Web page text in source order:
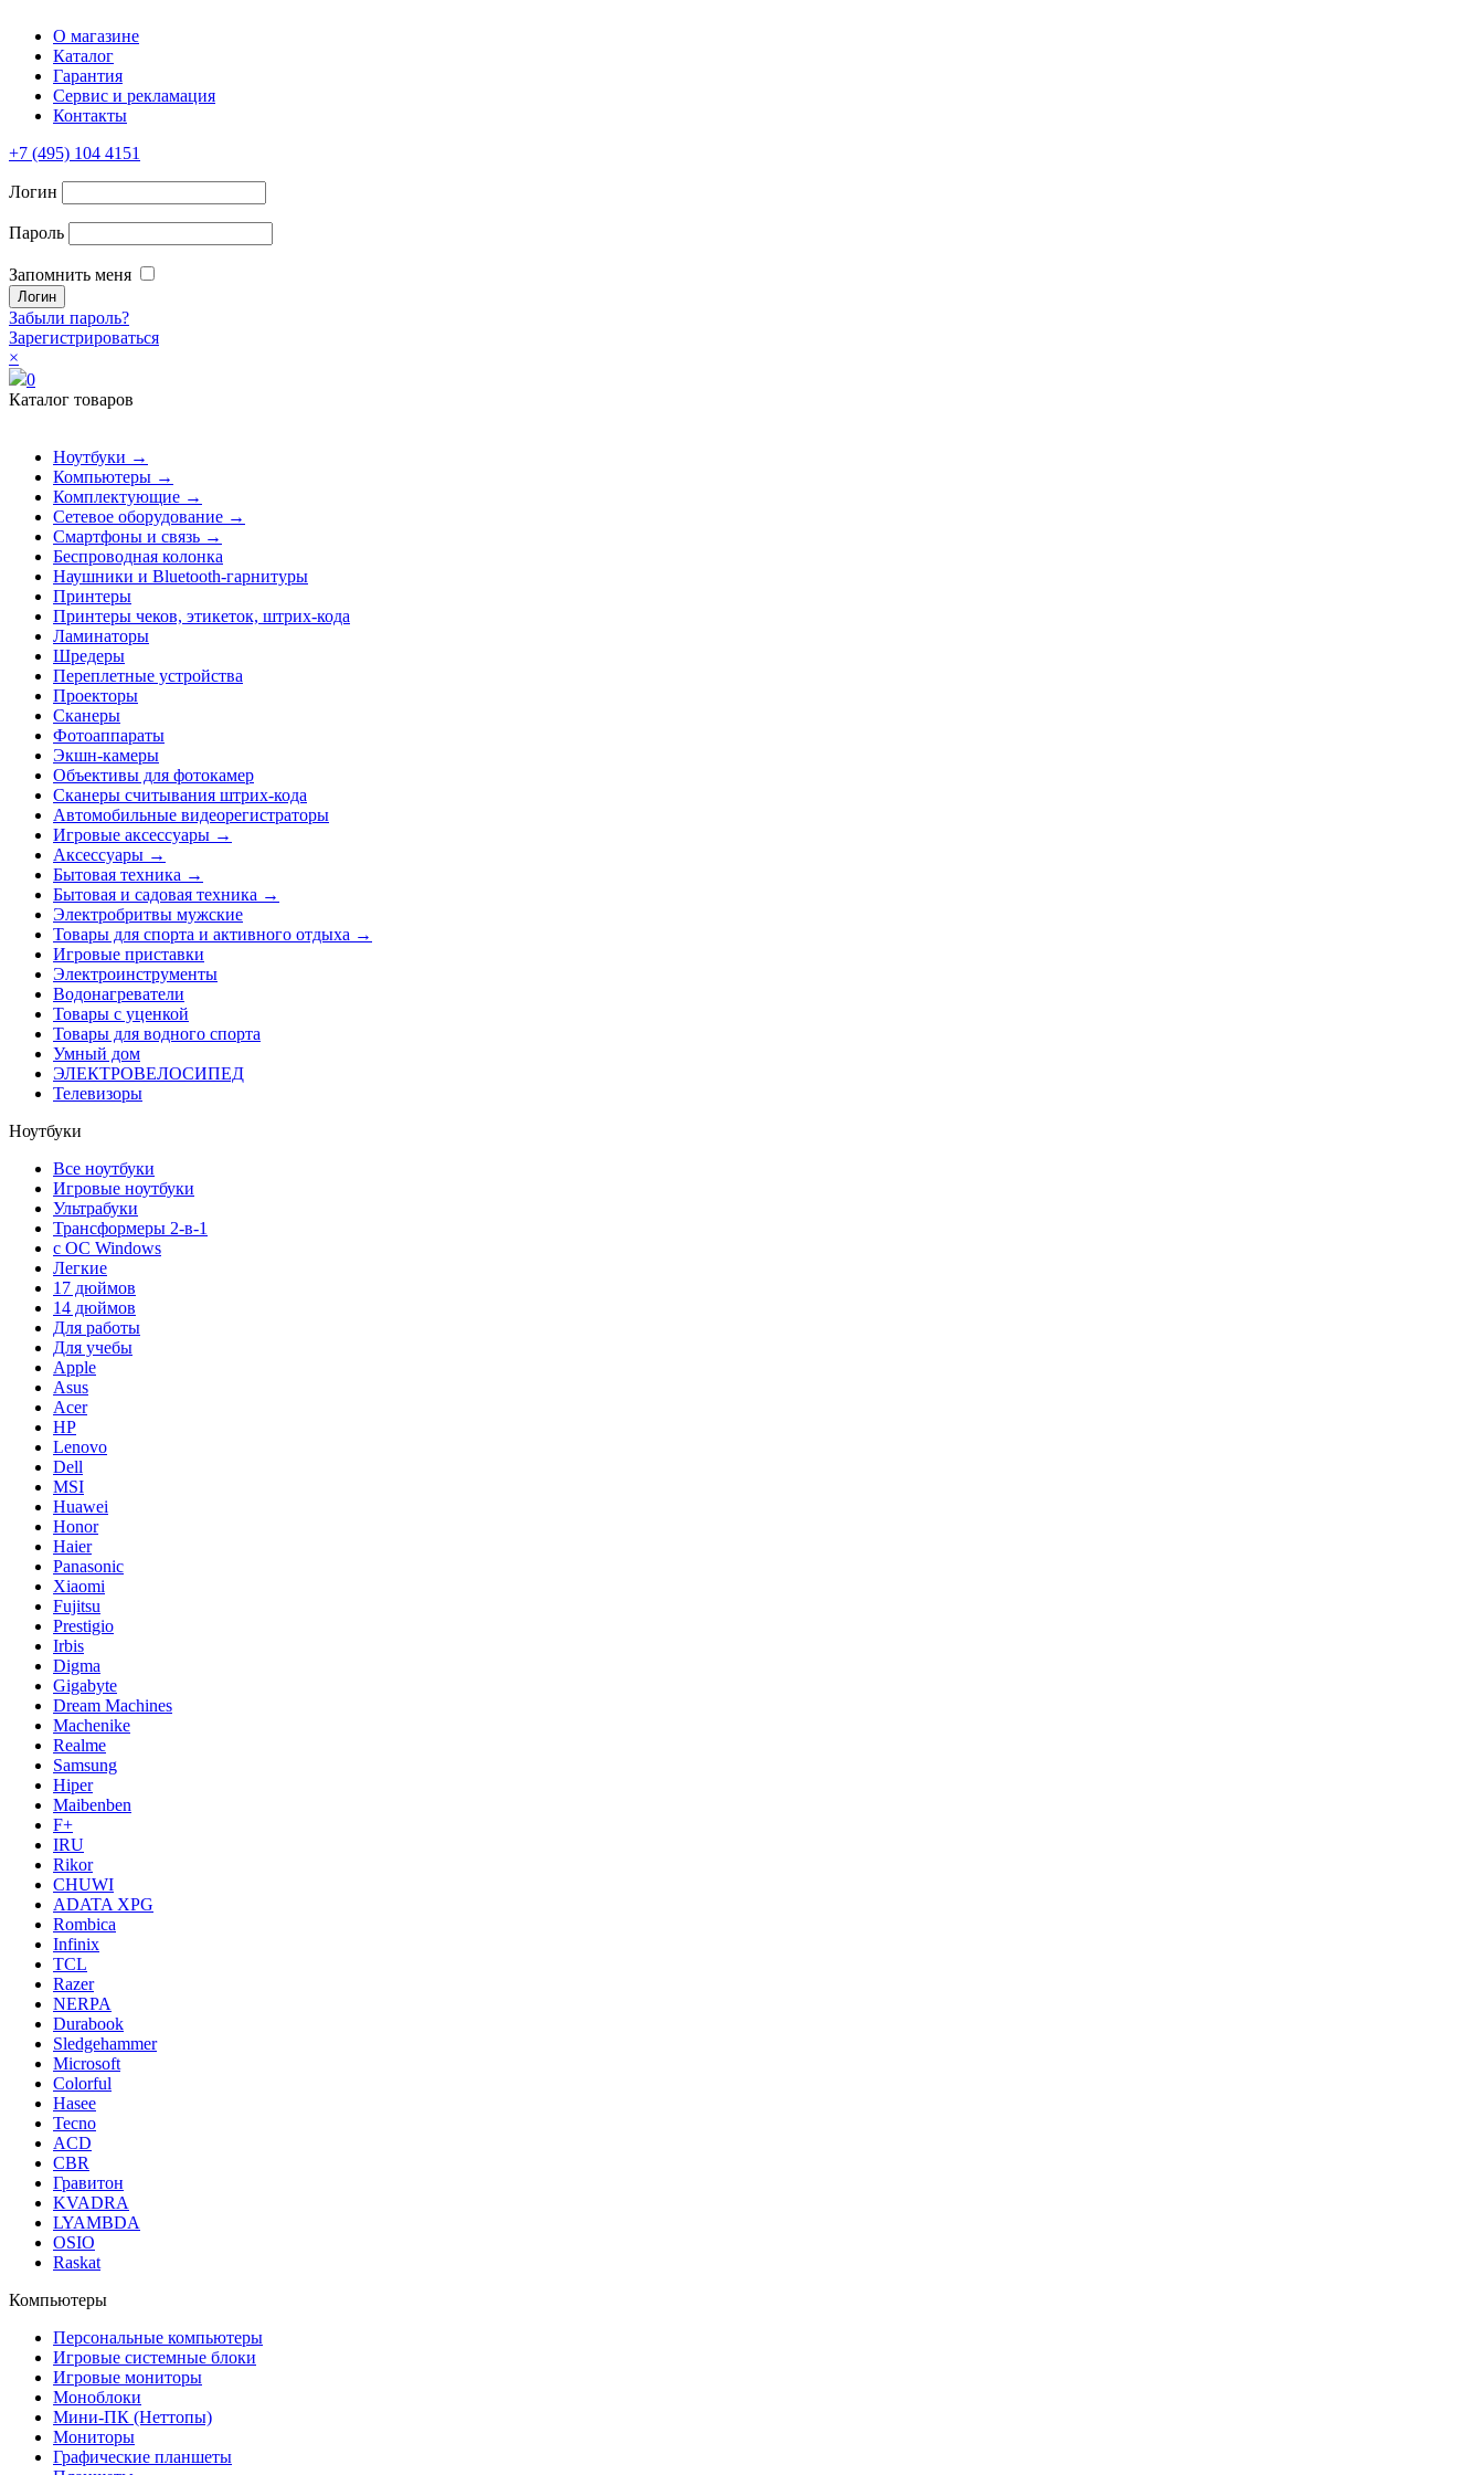
О магазине
Каталог
Гарантия
Сервис и рекламация
Контакты
+7 (495) 104 4151
Логин
Пароль
Запомнить меня
Забыли пароль?
Зарегистрироваться
×
0
Каталог товаров
Ноутбуки →
Компьютеры →
Комплектующие →
Сетевое оборудование →
Смартфоны и связь →
Беспроводная колонка
Наушники и Bluetooth-гарнитуры
Принтеры
Принтеры чеков, этикеток, штрих-кода
Ламинаторы
Шредеры
Переплетные устройства
Проекторы
Сканеры
Фотоаппараты
Экшн-камеры
Объективы для фотокамер
Сканеры считывания штрих-кода
Автомобильные видеорегистраторы
Игровые аксессуары →
Аксессуары →
Бытовая техника →
Бытовая и садовая техника →
Электробритвы мужские
Товары для спорта и активного отдыха →
Игровые приставки
Электроинструменты
Водонагреватели
Товары с уценкой
Товары для водного спорта
Умный дом
ЭЛЕКТРОВЕЛОСИПЕД
Телевизоры
Ноутбуки
Все ноутбуки
Игровые ноутбуки
Ультрабуки
Трансформеры 2-в-1
с ОС Windows
Легкие
17 дюймов
14 дюймов
Для работы
Для учебы
Apple
Asus
Acer
HP
Lenovo
Dell
MSI
Huawei
Honor
Haier
Panasonic
Xiaomi
Fujitsu
Prestigio
Irbis
Digma
Gigabyte
Dream Machines
Machenike
Realme
Samsung
Hiper
Maibenben
F+
IRU
Rikor
CHUWI
ADATA XPG
Rombica
Infinix
TCL
Razer
NERPA
Durabook
Sledgehammer
Microsoft
Colorful
Hasee
Tecno
ACD
CBR
Гравитон
KVADRA
LYAMBDA
OSIO
Raskat
Компьютеры
Персональные компьютеры
Игровые системные блоки
Игровые мониторы
Моноблоки
Мини-ПК (Неттопы)
Мониторы
Графические планшеты